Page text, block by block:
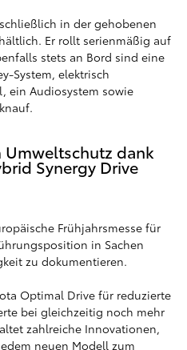
in der gehobenen
Er rollt serienmäßig auf
stets an Bord sind eine
System, elektrisch
ein Audiosystem sowie
Umweltschutz dank
Synergy Drive
Frühjahrsmesse für
in Sachen
zu dokumentieren.
Optimal Drive für reduzierte
bei gleichzeitig noch mehr
zahlreiche Innovationen,
neuen Modell zum